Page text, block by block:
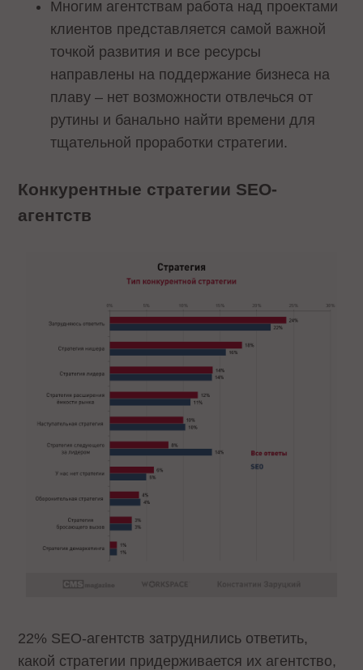
Многим агентствам работа над проектами
клиентов представляется самой важной
точкой развития и все ресурсы
направлены на поддержание бизнеса на
плаву – нет возможности отвлечься от
рутины и банально найти времени для
тщательной проработки стратегии.
Конкурентные стратегии SEO-
агентств
22% SEO-агентств затруднились ответить,
какой стратегии придерживается их агентство,